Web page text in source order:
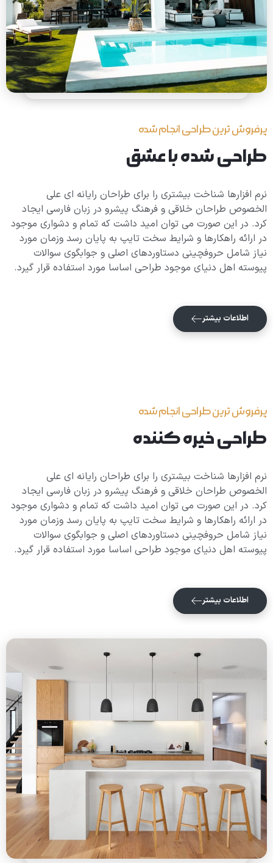
پرفروش ترین طراحی انجام شده
طراحی شده با عشق
نرم افزارها شناخت بیشتری را برای طراحان رایانه ای علی
الخصوص طراحان خلاقی و فرهنگ پیشرو در زبان فارسی ایجاد
کرد. در این صورت می توان امید داشت که تمام و دشواری موجود
در ارائه راهکارها و شرایط سخت تایپ به پایان رسد وزمان مورد
نیاز شامل حروفچینی دستاوردهای اصلی و جوابگوی سوالات
پیوسته اهل دنیای موجود طراحی اساسا مورد استفاده قرار گیرد.
اطلاعات بیشتر
پرفروش ترین طراحی انجام شده
طراحی خیره کننده
نرم افزارها شناخت بیشتری را برای طراحان رایانه ای علی
الخصوص طراحان خلاقی و فرهنگ پیشرو در زبان فارسی ایجاد
کرد. در این صورت می توان امید داشت که تمام و دشواری موجود
در ارائه راهکارها و شرایط سخت تایپ به پایان رسد وزمان مورد
نیاز شامل حروفچینی دستاوردهای اصلی و جوابگوی سوالات
پیوسته اهل دنیای موجود طراحی اساسا مورد استفاده قرار گیرد.
اطلاعات بیشتر